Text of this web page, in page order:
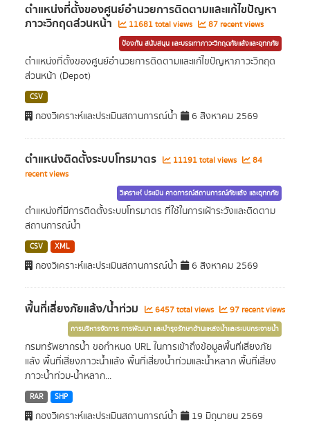
ตำแหน่งที่ตั้งของศูนย์อำนวยการติดตามและแก้ไขปัญหา
ภาวะวิกฤตส่วนหน้า 11681 total views 87 recent views
ป้องกัน สนับสนุน และบรรเทาภาวะวิกฤตภัยแล้งและอุทกภัย
ตำแหน่งที่ตั้งของศูนย์อำนวยการติดตามและแก้ไขปัญหาภาวะวิกฤต
ส่วนหน้า (Depot)
CSV
กองวิเคราะห์และประเมินสถานการณ์น้ำ 6 สิงหาคม 2569
ตำแหน่งติดตั้งระบบโทรมาตร 11191 total views
84
recent views
วิเคราะห์ ประเมิน คาดการณ์สถานการณ์ภัยแล้ง และอุทกภัย
ตำแหน่งที่มีการติดตั้งระบบโทรมาตร ที่ใช้ในการเฝ้าระวังและติดตาม
สถานการณ์น้ำ
CSV XML
กองวิเคราะห์และประเมินสถานการณ์น้ำ 6 สิงหาคม 2569
พื้นที่เสี่ยงภัยแล้ง/น้ำท่วม 6457 total views 97 recent views
การบริหารจัดการ การพัฒนา และบำรุงรักษาด้านแหล่งน้ำและระบบกระจายน้ำ
กรมทรัพยากรน้ำ ขอกำหนด URL ในการเข้าถึงข้อมูลพื้นที่เสี่ยงภัย
แล้ง พื้นที่เสี่ยงภาวะน้ำแล้ง พื้นที่เสี่ยงน้ำท่วมและน้ำหลาก พื้นที่เสี่ยง
ภาวะน้ำท่วม-น้ำหลาก...
RAR SHP
กองวิเคราะห์และประเมินสถานการณ์น้ำ 19 มิถุนายน 2569